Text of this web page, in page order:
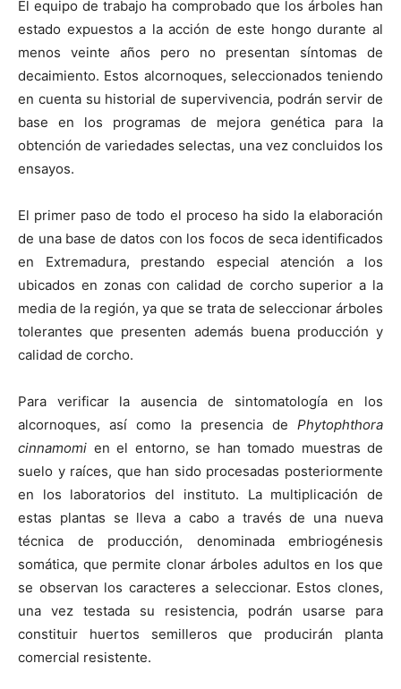
El equipo de trabajo ha comprobado que los árboles han
estado expuestos a la acción de este hongo durante al
menos veinte años pero no presentan síntomas de
decaimiento. Estos alcornoques, seleccionados teniendo
en cuenta su historial de supervivencia, podrán servir de
base en los programas de mejora genética para la
obtención de variedades selectas, una vez concluidos los
ensayos.
El primer paso de todo el proceso ha sido la elaboración
de una base de datos con los focos de seca identificados
en Extremadura, prestando especial atención a los
ubicados en zonas con calidad de corcho superior a la
media de la región, ya que se trata de seleccionar árboles
tolerantes que presenten además buena producción y
calidad de corcho.
Para verificar la ausencia de sintomatología en los
alcornoques, así como la presencia de Phytophthora
cinnamomi en el entorno, se han tomado muestras de
suelo y raíces, que han sido procesadas posteriormente
en los laboratorios del instituto. La multiplicación de
estas plantas se lleva a cabo a través de una nueva
técnica de producción, denominada embriogénesis
somática, que permite clonar árboles adultos en los que
se observan los caracteres a seleccionar. Estos clones,
una vez testada su resistencia, podrán usarse para
constituir huertos semilleros que producirán planta
comercial resistente.